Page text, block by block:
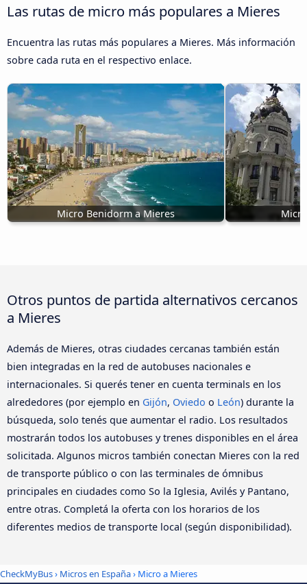
Las rutas de micro más populares a Mieres
Encuentra las rutas más populares a Mieres. Más información
sobre cada ruta en el respectivo enlace.
Micro Benidorm a Mieres
Otros puntos de partida alternativos cercanos
a Mieres
Además de Mieres, otras ciudades cercanas también están
bien integradas en la red de autobuses nacionales e
internacionales. Si querés tener en cuenta terminals en los
alrededores (por ejemplo en Gijón, Oviedo o León) durante la
búsqueda, solo tenés que aumentar el radio. Los resultados
mostrarán todos los autobuses y trenes disponibles en el área
solicitada. Algunos micros también conectan Mieres con la red
de transporte público o con las terminales de ómnibus
principales en ciudades como So la Iglesia, Avilés y Pantano,
entre otras. Completá la oferta con los horarios de los
diferentes medios de transporte local (según disponibilidad).
CheckMyBus› Micros en España› Micro a Mieres